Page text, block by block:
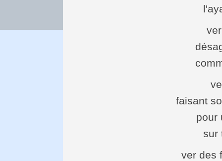
faisant
pour
sur
ver des